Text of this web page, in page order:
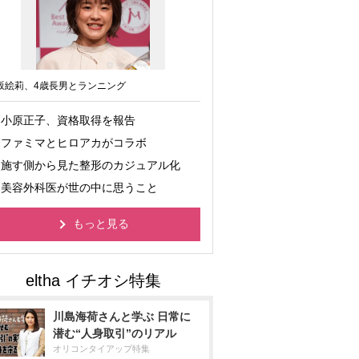
絵莉、4歳長男とランニング
小原正子、資格取得を報告
ファミマとヒロアカがコラボ
施す側から見た整形のカジュアル化
美容外科医が世の中に思うこと
もっと見る
川島海荷さんと学ぶ 日常に
潜む“人身取引”のリアル
オリコンタイアップ特集